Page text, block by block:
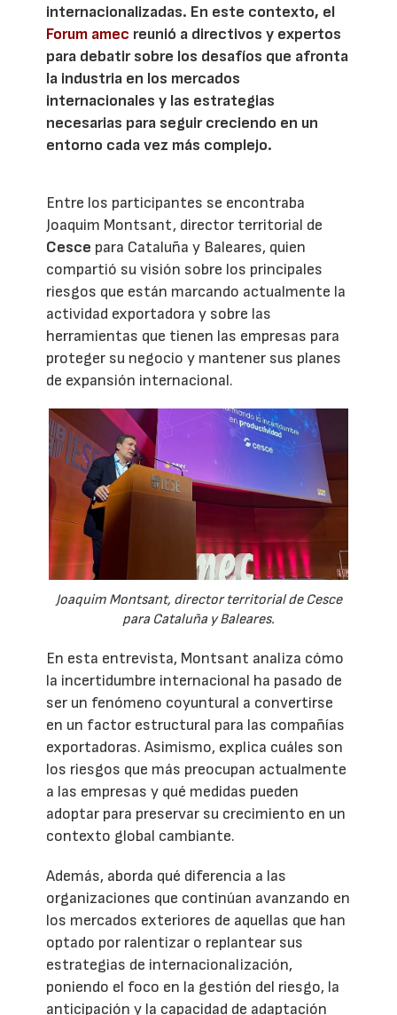
internacionalizadas. En este contexto, el
Forum amec reunió a directivos y expertos
para debatir sobre los desafíos que afronta
la industria en los mercados
internacionales y las estrategias
necesarias para seguir creciendo en un
entorno cada vez más complejo.
Entre los participantes se encontraba
Joaquim Montsant, director territorial de
Cesce para Cataluña y Baleares, quien
compartió su visión sobre los principales
riesgos que están marcando actualmente la
actividad exportadora y sobre las
herramientas que tienen las empresas para
proteger su negocio y mantener sus planes
de expansión internacional.
Joaquim Montsant, director territorial de Cesce
para Cataluña y Baleares.
En esta entrevista, Montsant analiza cómo
la incertidumbre internacional ha pasado de
ser un fenómeno coyuntural a convertirse
en un factor estructural para las compañías
exportadoras. Asimismo, explica cuáles son
los riesgos que más preocupan actualmente
a las empresas y qué medidas pueden
adoptar para preservar su crecimiento en un
contexto global cambiante.
Además, aborda qué diferencia a las
organizaciones que continúan avanzando en
los mercados exteriores de aquellas que han
optado por ralentizar o replantear sus
estrategias de internacionalización,
poniendo el foco en la gestión del riesgo, la
anticipación y la capacidad de adaptación